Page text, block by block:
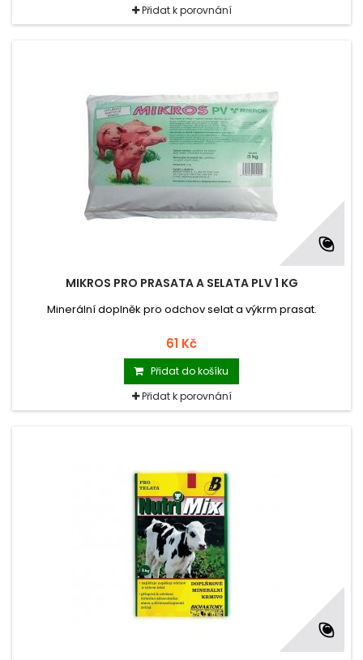
Přidat k porovnání
MIKROS PRO PRASATA A SELATA PLV 1 KG
Minerální doplněk pro odchov selat a výkrm prasat.
61 Kč
Přidat do košíku
Přidat k porovnání